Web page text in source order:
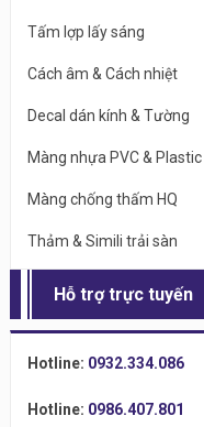
Tấm lợp lấy sáng
Cách âm & Cách nhiệt
Decal dán kính & Tường
Màng nhựa PVC & Plastic
Màng chống thấm HQ
Thảm & Simili trải sàn
Hỗ trợ trực tuyến
Hotline: 0932.334.086
Hotline: 0986.407.801